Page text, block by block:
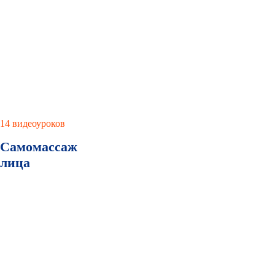
14 видеоуроков
Самомассаж
лица